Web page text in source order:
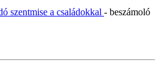
szentmise a családokkal - beszámoló